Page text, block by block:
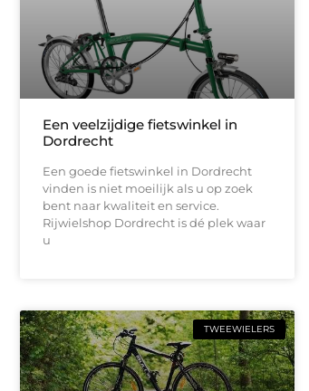
Een veelzijdige fietswinkel in
Dordrecht
Een goede fietswinkel in Dordrecht
vinden is niet moeilijk als u op zoek
bent naar kwaliteit en service.
Rijwielshop Dordrecht is dé plek waar
u
TWEEWIELERS